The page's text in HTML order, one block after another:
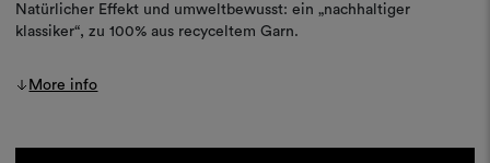
Natürlicher Effekt und umweltbewusst: ein „nachhaltiger
klassiker“, zu 100% aus recyceltem Garn.
More info